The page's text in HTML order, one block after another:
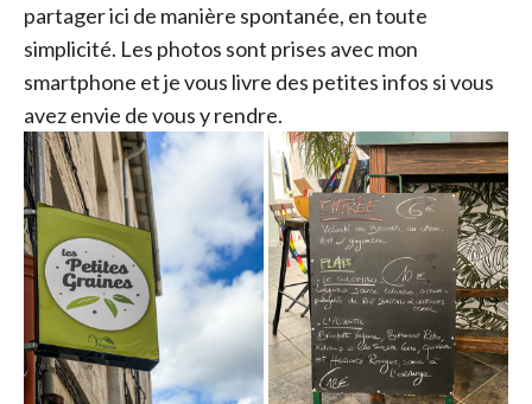
partager ici de manière spontanée, en toute
simplicité. Les photos sont prises avec mon
smartphone et je vous livre des petites infos si vous
avez envie de vous y rendre.